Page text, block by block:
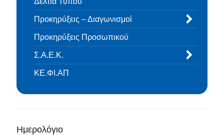
Προκηρύξεις – Διαγωνισμοί
Προκηρύξεις Προσωπικού
Σ.Α.Ε.Κ.
ΚΕ.ΦΙ.ΑΠ
Ημερολόγιο